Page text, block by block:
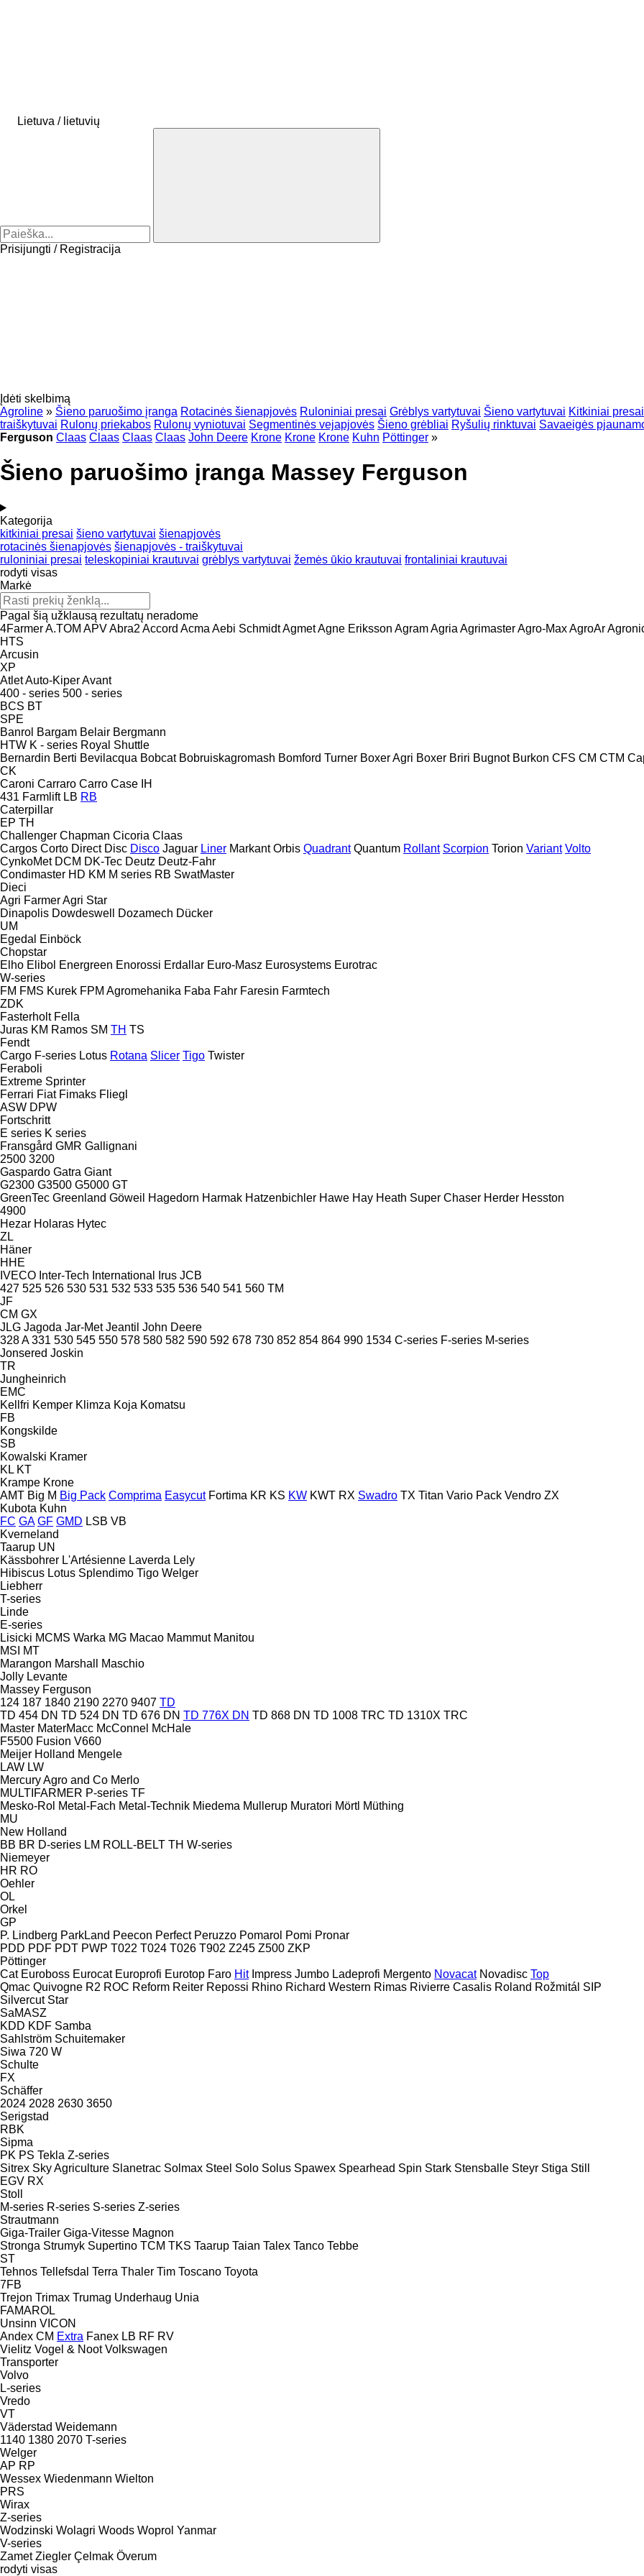
Lietuva / lietuvių
Prisijungti / Registracija
Įdėti skelbimą
Agroline » Šieno paruošimo įranga Rotacinės šienapjovės Ruloniniai presai Grėblys vartytuvai Šieno vartytuvai Kitkiniai presai
traiškytuvai Rulonų priekabos Rulonų vyniotuvai Segmentinės vejapjovės Šieno grėbliai Ryšulių rinktuvai Savaeigės
Ferguson Claas Claas Claas Claas John Deere Krone Krone Krone Kuhn Pöttinger »
Šieno paruošimo įranga Massey Ferguson
Kategorija
kitkiniai presai šieno vartytuvai šienapjovės
rotacinės šienapjovės šienapjovės - traiškytuvai
ruloniniai presai teleskopiniai krautuvai grėblys vartytuvai žemės ūkio krautuvai frontaliniai krautuvai
rodyti visas
Markė
Pagal šią užklausą rezultatų neradome
4FarmerA.TOM APVAbra2 Accord Acma Aebi SchmidtAgmetAgne Eriksson AgramAgria AgrimasterAgro-MaxAgroAr
HTS
Arcusin
XP
AtletAuto-KiperAvant
400 - series 500 - series
BCS BT
SPE
Banrol Bargam Belair Bergmann
HTW K - series Royal Shuttle
Bernardin Berti Bevilacqua Bobcat Bobruiskagromash Bomford Turner Boxer Agri Boxer Briri Bugnot Burkon CFS CM CTM
CK
Caroni Carraro Carro Case IH
431 Farmlift LB RB
Caterpillar
EP TH
Challenger Chapman Cicoria Claas
Cargos Corto Direct Disc Disco Jaguar Liner Markant Orbis Quadrant Quantum Rollant Scorpion Torion Variant Volto
CynkoMet DCM DK-Tec Deutz Deutz-Fahr
Condimaster HD KM M series RB SwatMaster
Dieci
Agri FarmerAgri Star
Dinapolis Dowdeswell Dozamech Dücker
UM
Egedal
Einböck
Chopstar
Elho Elibol Energreen Enorossi Erdallar Euro-Masz Eurosystems Eurotrac
W-series
FM FMS Kurek FPM Agromehanika Faba Fahr Faresin Farmtech
ZDK
Fasterholt Fella
Juras KM Ramos SM TH TS
Fendt
Cargo F-series Lotus Rotana Slicer Tigo Twister
Feraboli
Extreme Sprinter
Ferrari Fiat Fimaks Fliegl
ASW DPW
Fortschritt
E series K series
Fransgård GMR Gallignani
2500 3200
Gaspardo Gatra Giant
G2300 G3500 G5000 GT
GreenTec Greenland Göweil Hagedorn Harmak Hatzenbichler Hawe Hay Heath Super Chaser Herder Hesston
4900
Hezar Holaras Hytec
ZL
Häner
HHE
IVECO Inter-Tech International Irus JCB
427 525 526 530 531 532 533 535 536 540 541 560 TM
JF
CM GX
JLG Jagoda Jar-Met Jeantil John Deere
328 A 331 530 545 550 578 580 582 590 592 678 730 852 854 864 990 1534 C-series F-series M-series
Jonsered Joskin
TR
Jungheinrich
EMC
Kellfri Kemper Klimza Koja Komatsu
FB
Kongskilde
SB
Kowalski Kramer
KL KT
Krampe Krone
AMT Big M Big Pack Comprima Easycut Fortima KR KS KW KWT RX Swadro TX Titan Vario Pack Vendro ZX
Kubota Kuhn
FC GA GF GMD LSB VB
Kverneland
Taarup UN
Kässbohrer L'Artésienne Laverda Lely
Hibiscus Lotus Splendimo Tigo Welger
Liebherr
T-series
Linde
E-series
Lisicki MCMS Warka MG Macao Mammut Manitou
MSI
MT
Marangon Marshall
Maschio
Jolly Levante
Massey Ferguson
124 187 1840 2190 2270 9407 TD
TD 454 DN TD 524 DN TD 676 DN TD 776X DN TD 868 DN TD 1008 TRC TD 1310X TRC
Master MaterMacc McConnel McHale
F5500 Fusion V660
Meijer Holland Mengele
LAW LW
Mercury Agro and Co Merlo
MULTIFARMER P-series TF
Mesko-Rol Metal-Fach Metal-Technik Miedema Mullerup Muratori Mörtl Müthing
MU
New Holland
BB BR D-series LM ROLL-BELT TH W-series
Niemeyer
HR RO
Oehler
OL
Orkel
GP
P. Lindberg ParkLand Peecon Perfect Peruzzo Pomarol Pomi Pronar
PDD PDF PDT PWP T022 T024 T026 T902 Z245 Z500 ZKP
Pöttinger
Cat Euroboss Eurocat Europrofi Eurotop Faro Hit Impress Jumbo Ladeprofi Mergento Novacat Novadisc Top
Qmac Quivogne R2 ROC Reform Reiter Repossi Rhino Richard Western Rimas Rivierre Casalis Roland Rožmitál SIP
Silvercut Star
SaMASZ
KDD KDF Samba
Sahlström Schuitemaker
Siwa 720 W
Schulte
FX
Schäffer
2024 2028 2630 3650
Serigstad
RBK
Sipma
PK PS Tekla Z-series
Sitrex Sky Agriculture Slanetrac Solmax Steel Solo Solus Spawex Spearhead Spin Stark Stensballe Steyr Stiga Still
EGV RX
Stoll
M-series R-series S-series Z-series
Strautmann
Giga-Trailer Giga-Vitesse Magnon
Stronga Strumyk Supertino TCM TKS Taarup Taian Talex Tanco Tebbe
ST
Tehnos Tellefsdal Terra Thaler Tim Toscano Toyota
7FB
Trejon Trimax Trumag Underhaug Unia
FAMAROL
Unsinn VICON
Andex CM Extra Fanex LB RF RV
Vielitz Vogel & Noot Volkswagen
Transporter
Volvo
L-series
Vredo
VT
Väderstad Weidemann
1140 1380 2070 T-series
Welger
AP RP
Wessex Wiedenmann Wielton
PRS
Wirax
Z-series
Wodzinski Wolagri Woods Woprol Yanmar
V-series
Zamet Ziegler Çelmak Överum
rodyti visas